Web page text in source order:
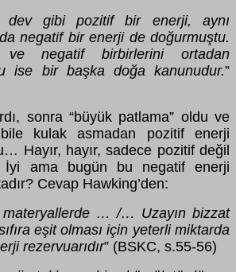
dev gibi pozitif bir enerji, aynı
negatif bir enerji de doğurmuştu.
ve negatif birbirlerini ortadan
ise bir başka doğa kanunudur.”
sonra “büyük patlama” oldu ve
kulak asmadan pozitif enerji
Hayır, hayır, sadece pozitif değil
ama bugün bu negatif enerji
Cevap Hawking’den:
materyallerde … /… Uzayın bizzat
eşit olması için yeterli miktarda
rezervuarıdır” (BSKC, s.55-56)